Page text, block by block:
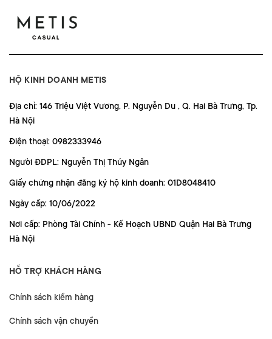
HỘ KINH DOANH METIS
Địa chỉ: 146 Triệu Việt Vương, P. Nguyễn Du , Q. Hai Bà Trưng, Tp.
Hà Nội
Điện thoại: 0982333946
Người ĐDPL: Nguyễn Thị Thúy Ngân
Giấy chứng nhận đăng ký hộ kinh doanh: 01D8048410
Ngày cấp: 10/06/2022
Nơi cấp: Phòng Tài Chính - Kế Hoạch UBND Quận Hai Bà Trưng
Hà Nội
HỖ TRỢ KHÁCH HÀNG
Chính sách kiểm hàng
Chính sách vận chuyển